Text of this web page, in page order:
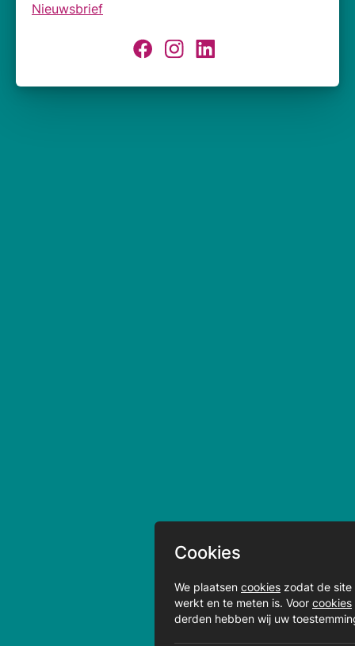
Nieuwsbrief
Cookies
We plaatsen cookies zodat de site
werkt en te meten is. Voor cookies
derden hebben wij uw